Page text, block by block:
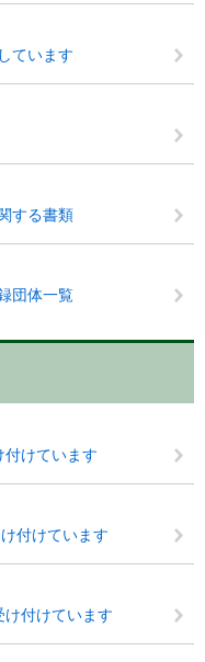
ています
する書類
団体一覧
付けています
付けています
け付けています